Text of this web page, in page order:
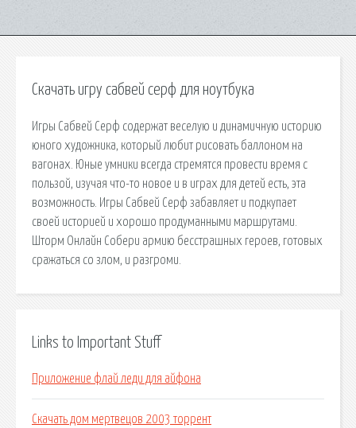
Скачать игру сабвей серф для ноутбука
Игры Сабвей Серф содержат веселую и динамичную историю
юного художника, который любит рисовать баллоном на
вагонах. Юные умники всегда стремятся провести время с
пользой, изучая что-то новое и в играх для детей есть, эта
возможность. Игры Сабвей Серф забавляет и подкупает
своей историей и хорошо продуманными маршрутами.
Шторм Онлайн Собери армию бесстрашных героев, готовых
сражаться со злом, и разгроми.
Links to Important Stuff
Приложение флай леди для айфона
Скачать дом мертвецов 2003 торрент